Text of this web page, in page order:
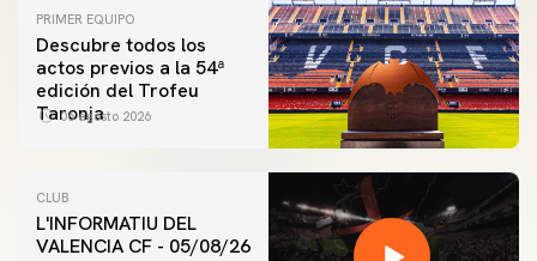
PRIMER EQUIPO
Descubre todos los
actos previos a la 54ª
edición del Trofeu
Taronja
06 agosto 2026
CLUB
L'INFORMATIU DEL
VALENCIA CF - 05/08/26